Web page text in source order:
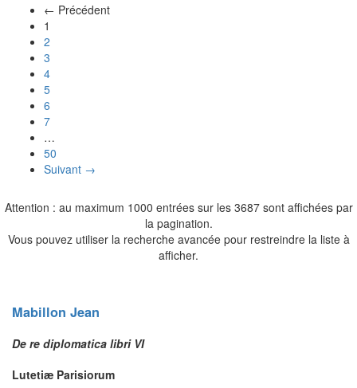
← Précédent
1
2
3
4
5
6
7
…
50
Suivant →
Attention : au maximum 1000 entrées sur les 3687 sont affichées par
la pagination.
Vous pouvez utiliser la recherche avancée pour restreindre la liste à
afficher.
Mabillon Jean
De re diplomatica libri VI
Lutetiæ Parisiorum